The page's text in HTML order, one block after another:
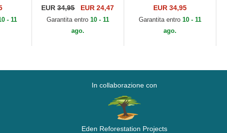
- 11
9FORTY Stretch Snap
Fan Pack dei MLB di
EUR34,95 EUR 24,47
Garantita entro 10 - 11
ago.
Stretch Snap Stated dei
Pittsburgh Penguins
NHL di New Era
EUR 34,95
Garantita entro 10 - 11
ago.
In collaborazione con
Eden Reforestation Projects